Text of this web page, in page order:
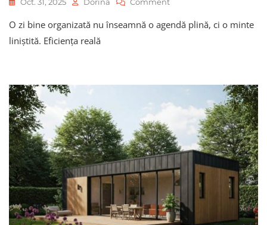
Oct. 31, 2025 Dorina Comment
Să-
Fără
O zi bine organizată nu înseamnă o agendă plină, ci o minte
liniștită. Eficiența reală